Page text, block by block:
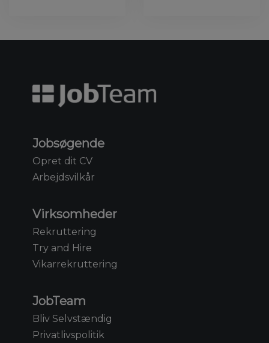
Jobsøgende
Opret dit CV
Arbejdsvilkår
Virksomheder
Rekruttering
Try and Hire
Vikarrekruttering
JobTeam
Bliv Selvstændig
Privatlivspolitik